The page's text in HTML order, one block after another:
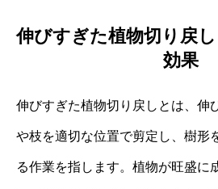
伸びすぎた植物切り戻
効果
伸びすぎた植物切り戻しとは、伸
や枝を適切な位置で剪定し、樹形
る作業を指します。植物が旺盛に